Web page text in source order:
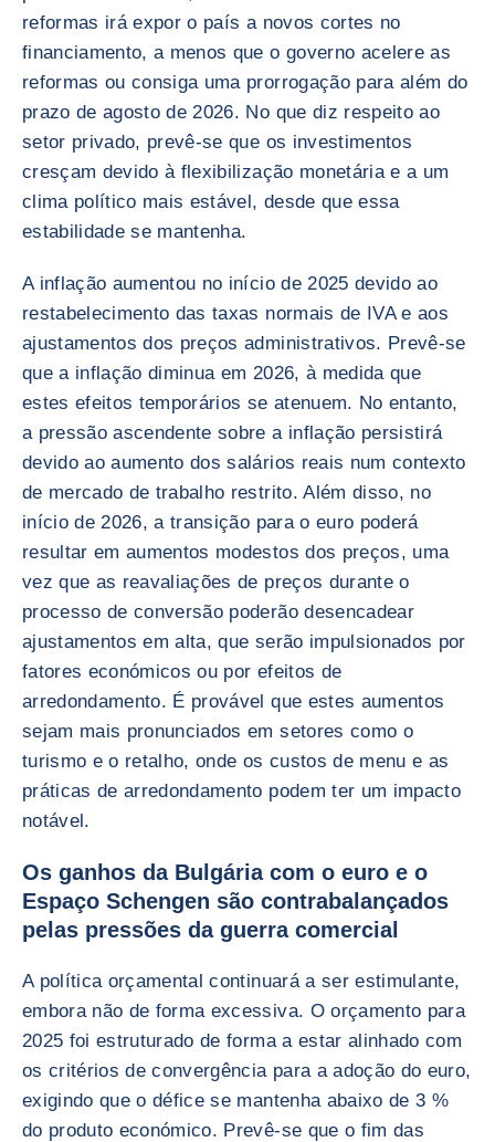
reformas irá expor o país a novos cortes no
financiamento, a menos que o governo acelere as
reformas ou consiga uma prorrogação para além do
prazo de agosto de 2026. No que diz respeito ao
setor privado, prevê-se que os investimentos
cresçam devido à flexibilização monetária e a um
clima político mais estável, desde que essa
estabilidade se mantenha.
A inflação aumentou no início de 2025 devido ao
restabelecimento das taxas normais de IVA e aos
ajustamentos dos preços administrativos. Prevê-se
que a inflação diminua em 2026, à medida que
estes efeitos temporários se atenuem. No entanto,
a pressão ascendente sobre a inflação persistirá
devido ao aumento dos salários reais num contexto
de mercado de trabalho restrito. Além disso, no
início de 2026, a transição para o euro poderá
resultar em aumentos modestos dos preços, uma
vez que as reavaliações de preços durante o
processo de conversão poderão desencadear
ajustamentos em alta, que serão impulsionados por
fatores económicos ou por efeitos de
arredondamento. É provável que estes aumentos
sejam mais pronunciados em setores como o
turismo e o retalho, onde os custos de menu e as
práticas de arredondamento podem ter um impacto
notável.
Os ganhos da Bulgária com o euro e o
Espaço Schengen são contrabalançados
pelas pressões da guerra comercial
A política orçamental continuará a ser estimulante,
embora não de forma excessiva. O orçamento para
2025 foi estruturado de forma a estar alinhado com
os critérios de convergência para a adoção do euro,
exigindo que o défice se mantenha abaixo de 3 %
do produto económico. Prevê-se que o fim das